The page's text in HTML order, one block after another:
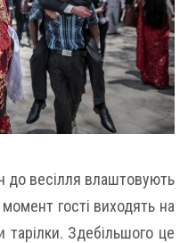
до весілля влаштовують
гості виходять на
Здебільшого це